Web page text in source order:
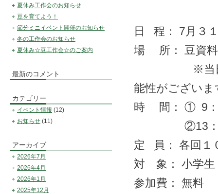
日 程： 7月３
場 所： 豆資
※当日気温
能性がございま
時 間： ① 9：
②13：30
定 員： 各回１
対 象： 小学生
参加費： 無料
夏休み工作会のお知らせ
豆を育てよう！
節分ミニイベント開催のお知らせ
冬の工作会のお知らせ
夏休み☆豆工作会☆のご案内
最新のコメント
カテゴリー
イベント情報 (12)
お知らせ (11)
アーカイブ
2026年7月
2026年4月
2026年1月
2025年12月